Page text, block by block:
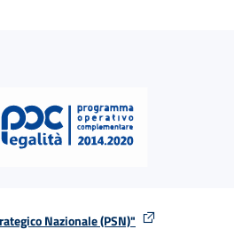
Nazionale (PSN)"